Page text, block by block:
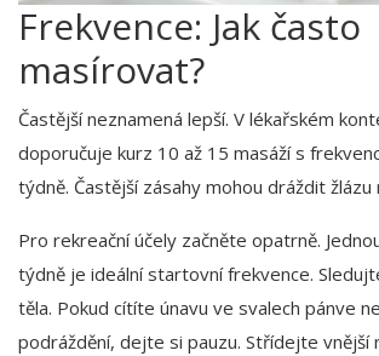
Frekvence: Jak často
masírovat?
Častější neznamená lepší. V lékařském
doporučuje kurz 10 až 15 masáží s
týdně. Častější zásahy mohou dráždit žlázu
Pro rekreační účely začněte opatrně.
týdně je ideální startovní frekvence.
těla. Pokud cítíte únavu ve svalech pánve
podráždění, dejte si pauzu. Střídejte vnější